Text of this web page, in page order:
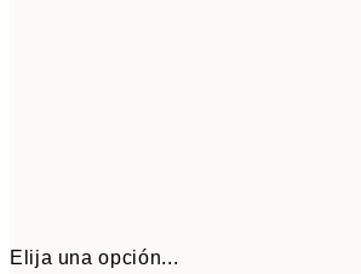
Elija una opción...